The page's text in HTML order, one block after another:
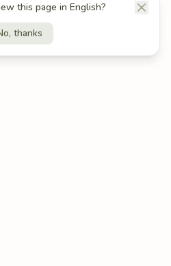
this page in English?
thanks